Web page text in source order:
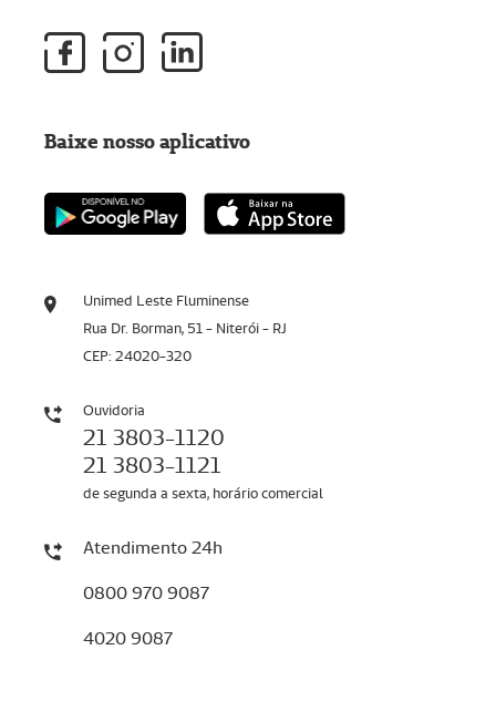
Unimed Leste Fluminense
Rua Dr. Borman, 51 - Niterói - RJ
CEP: 24020-320
Ouvidoria
21 3803-1120
21 3803-1121
de segunda a sexta, horário comercial
Atendimento 24h
0800 970 9087
4020 9087
Baixe nosso aplicativo